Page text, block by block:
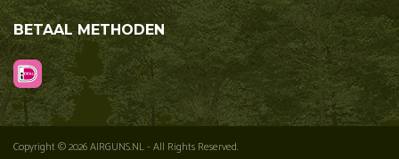
BETAAL METHODEN
Copyright © 2026 AIRGUNS.NL - All Rights Reserved.